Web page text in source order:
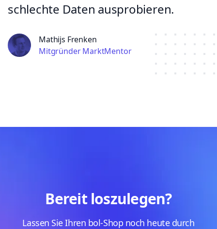
schlechte Daten ausprobieren.
Mathijs Frenken
Mitgründer MarktMentor
Bereit loszulegen?
Lassen Sie Ihren bol-Shop noch heute durch